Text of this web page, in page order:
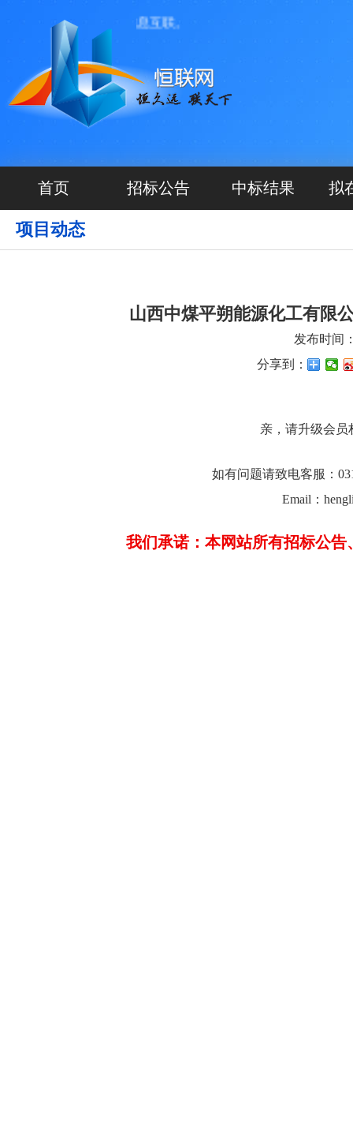
做到项目公开、信息互联。
首页 招标公告 中标结果 拟
项目动态
山西中煤平朔能源化工有限
发布时间
分享到：
亲，请升级会员
如有问题请致电客服：
Email：
我们承诺：本网站所有招标公